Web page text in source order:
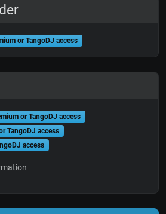
or TangoDJ access
or TangoDJ access
TangoDJ access
access